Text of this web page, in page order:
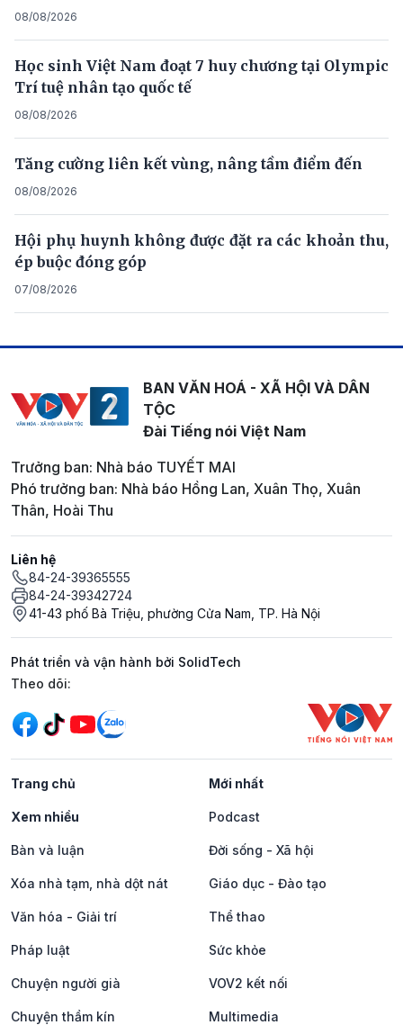
08/08/2026
Học sinh Việt Nam đoạt 7 huy chương tại Olympic
Trí tuệ nhân tạo quốc tế
08/08/2026
Tăng cường liên kết vùng, nâng tầm điểm đến
08/08/2026
Hội phụ huynh không được đặt ra các khoản thu,
ép buộc đóng góp
07/08/2026
BAN VĂN HOÁ - XÃ HỘI VÀ DÂN
TỘC
Đài Tiếng nói Việt Nam
Trưởng ban: Nhà báo TUYẾT MAI
Phó trưởng ban: Nhà báo Hồng Lan, Xuân Thọ, Xuân
Thân, Hoài Thu
Liên hệ
84-24-39365555
84-24-39342724
41-43 phố Bà Triệu, phường Cửa Nam, TP. Hà Nội
Phát triển và vận hành bởi SolidTech
Mạng xã hội
Theo dõi:
Trang chủ Mới nhất
Xem nhiều Podcast
Bàn và luận Đời sống - Xã hội
Xóa nhà tạm, nhà dột nát Giáo dục - Đào tạo
Văn hóa - Giải trí Thể thao
Pháp luật Sức khỏe
Chuyện người già VOV2 kết nối
Chuyện thầm kín Multimedia